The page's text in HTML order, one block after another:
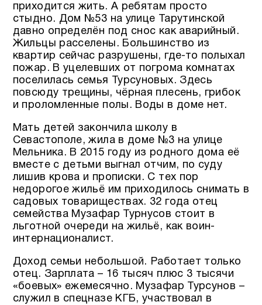
приходится жить. А ребятам просто
стыдно. Дом №53 на улице Тарутинской
давно определён под снос как аварийный.
Жильцы расселены. Большинство из
квартир сейчас разрушены, где-то полыхал
пожар. В уцелевших от погрома комнатах
поселилась семья Турсуновых. Здесь
повсюду трещины, чёрная плесень, грибок
и проломленные полы. Воды в доме нет.
Мать детей закончила школу в
Севастополе, жила в доме №3 на улице
Мельника. В 2015 году из родного дома её
вместе с детьми выгнал отчим, по суду
лишив крова и прописки. С тех пор
недорогое жильё им приходилось снимать в
садовых товариществах. 32 года отец
семейства Музафар Турнусов стоит в
льготной очереди на жильё, как воин-
интернационалист.
Доход семьи небольшой. Работает только
отец. Зарплата – 16 тысяч плюс 3 тысячи
«боевых» ежемесячно. Музафар Турсунов –
служил в спецназе КГБ, участвовал в